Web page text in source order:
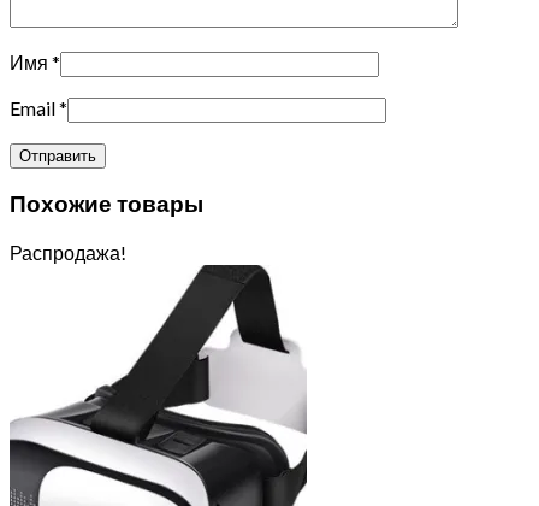
Имя *
Email*
Похожие товары
Распродажа!